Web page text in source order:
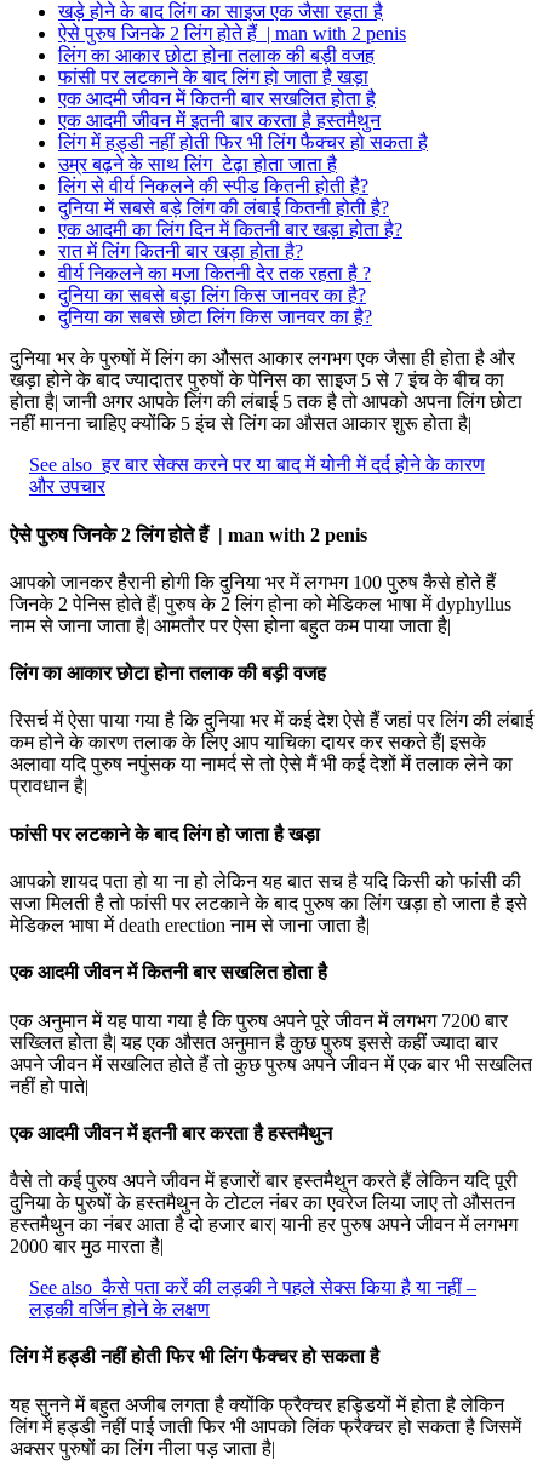
खड़े होने के बाद लिंग का साइज एक जैसा रहता है
ऐसे पुरुष जिनके 2 लिंग होते हैं | man with 2 penis
लिंग का आकार छोटा होना तलाक की बड़ी वजह
फांसी पर लटकाने के बाद लिंग हो जाता है खड़ा
एक आदमी जीवन में कितनी बार सखलित होता है
एक आदमी जीवन में इतनी बार करता है हस्तमैथुन
लिंग में हड्डी नहीं होती फिर भी लिंग फैक्चर हो सकता है
उम्र बढ़ने के साथ लिंग टेढ़ा होता जाता है
लिंग से वीर्य निकलने की स्पीड कितनी होती है?
दुनिया में सबसे बड़े लिंग की लंबाई कितनी होती है?
एक आदमी का लिंग दिन में कितनी बार खड़ा होता है?
रात में लिंग कितनी बार खड़ा होता है?
वीर्य निकलने का मजा कितनी देर तक रहता है ?
दुनिया का सबसे बड़ा लिंग किस जानवर का है?
दुनिया का सबसे छोटा लिंग किस जानवर का है?
दुनिया भर के पुरुषों में लिंग का औसत आकार लगभग एक जैसा ही होता है और
खड़ा होने के बाद ज्यादातर पुरुषों के पेनिस का साइज 5 से 7 इंच के बीच का
होता है| जानी अगर आपके लिंग की लंबाई 5 तक है तो आपको अपना लिंग छोटा
नहीं मानना चाहिए क्योंकि 5 इंच से लिंग का औसत आकार शुरू होता है|
See also हर बार सेक्स करने पर या बाद में योनी में दर्द होने के कारण
और उपचार
ऐसे पुरुष जिनके 2 लिंग होते हैं | man with 2 penis
आपको जानकर हैरानी होगी कि दुनिया भर में लगभग 100 पुरुष कैसे होते हैं
जिनके 2 पेनिस होते हैं| पुरुष के 2 लिंग होना को मेडिकल भाषा में dyphyllus
नाम से जाना जाता है| आमतौर पर ऐसा होना बहुत कम पाया जाता है|
लिंग का आकार छोटा होना तलाक की बड़ी वजह
रिसर्च में ऐसा पाया गया है कि दुनिया भर में कई देश ऐसे हैं जहां पर लिंग की लंबाई
कम होने के कारण तलाक के लिए आप याचिका दायर कर सकते हैं| इसके
अलावा यदि पुरुष नपुंसक या नामर्द से तो ऐसे मैं भी कई देशों में तलाक लेने का
प्रावधान है|
फांसी पर लटकाने के बाद लिंग हो जाता है खड़ा
आपको शायद पता हो या ना हो लेकिन यह बात सच है यदि किसी को फांसी की
सजा मिलती है तो फांसी पर लटकाने के बाद पुरुष का लिंग खड़ा हो जाता है इसे
मेडिकल भाषा में death erection नाम से जाना जाता है|
एक आदमी जीवन में कितनी बार सखलित होता है
एक अनुमान में यह पाया गया है कि पुरुष अपने पूरे जीवन में लगभग 7200 बार
सख्लित होता है| यह एक औसत अनुमान है कुछ पुरुष इससे कहीं ज्यादा बार
अपने जीवन में सखलित होते हैं तो कुछ पुरुष अपने जीवन में एक बार भी सखलित
नहीं हो पाते|
एक आदमी जीवन में इतनी बार करता है हस्तमैथुन
वैसे तो कई पुरुष अपने जीवन में हजारों बार हस्तमैथुन करते हैं लेकिन यदि पूरी
दुनिया के पुरुषों के हस्तमैथुन के टोटल नंबर का एवरेज लिया जाए तो औसतन
हस्तमैथुन का नंबर आता है दो हजार बार| यानी हर पुरुष अपने जीवन में लगभग
2000 बार मुठ मारता है|
See also कैसे पता करें की लड़की ने पहले सेक्स किया है या नहीं –
लड़की वर्जिन होने के लक्षण
लिंग में हड्डी नहीं होती फिर भी लिंग फैक्चर हो सकता है
यह सुनने में बहुत अजीब लगता है क्योंकि फ्रैक्चर हड्डियों में होता है लेकिन
लिंग में हड्डी नहीं पाई जाती फिर भी आपको लिंक फ्रैक्चर हो सकता है जिसमें
अक्सर पुरुषों का लिंग नीला पड़ जाता है|